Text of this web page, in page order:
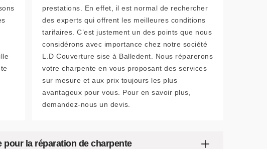
prestations. En effet, il est normal de rechercher
des experts qui offrent les meilleures conditions
tarifaires. C’est justement un des points que nous
considérons avec importance chez notre société
L.D Couverture sise à Balledent. Nous réparerons
votre charpente en vous proposant des services
sur mesure et aux prix toujours les plus
avantageux pour vous. Pour en savoir plus,
demandez-nous un devis.
pour la réparation de charpente